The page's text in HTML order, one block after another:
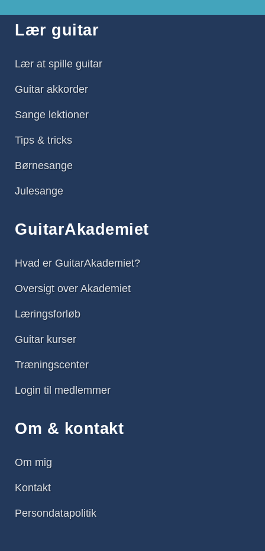
Lær guitar
Lær at spille guitar
Guitar akkorder
Sange lektioner
Tips & tricks
Børnesange
Julesange
GuitarAkademiet
Hvad er GuitarAkademiet?
Oversigt over Akademiet
Læringsforløb
Guitar kurser
Træningscenter
Login til medlemmer
Om & kontakt
Om mig
Kontakt
Persondatapolitik